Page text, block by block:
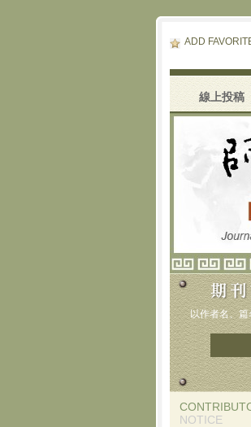
ADD
線上投稿
以作者名、
NOTICE